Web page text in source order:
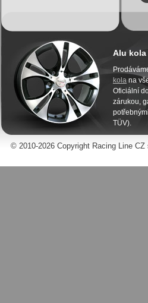
Alu
kola na
Oficiální
zárukou,
TÜV).
© 2010-2026 Copyright Racing Line